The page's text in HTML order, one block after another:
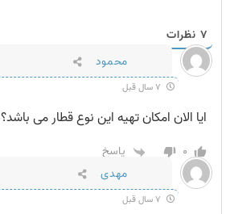
۷ نظرات
محمود
ایا الان امکان تهیه این نوع قطار می باشد؟
۰
پاسخ
مهدی